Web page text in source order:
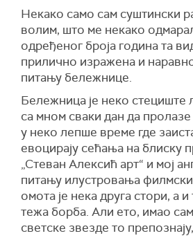
Некако само сам суштински
волим, што ме некако
одређеног броја година та
прилично изражена и
питању бележнице.
Бележница је неко стециште
са мном сваки дан да пролазе
у неко лепше време где
евоцирају сећања на блиску
„Стеван Алексић арт“ и мој
питању илустровања
омота је нека друга стори, а
тежа борба. Али ето, имао
светске звезде то